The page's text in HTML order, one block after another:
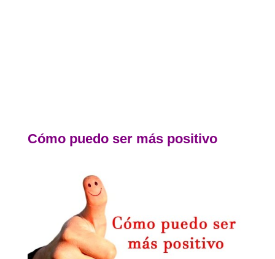
Cómo puedo ser más positivo